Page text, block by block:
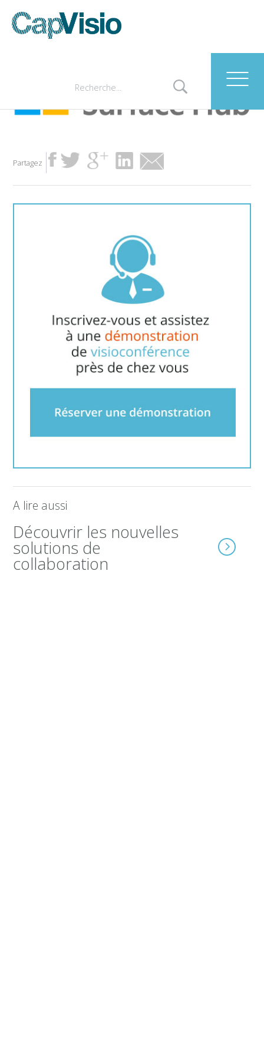
Microsoft surface hub
Partagez
A lire aussi
Découvrir les nouvelles
solutions de
collaboration